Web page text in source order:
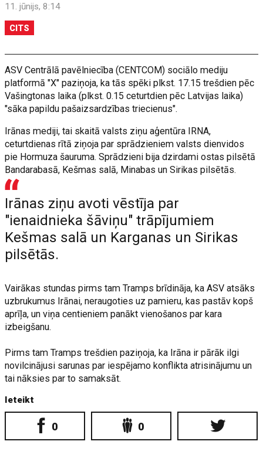
11. jūnijs, 8:14
CITS
ASV Centrālā pavēlniecība (CENTCOM) sociālo mediju
platformā "X" paziņoja, ka tās spēki plkst. 17.15 trešdien pēc
Vašingtonas laika (plkst. 0.15 ceturtdien pēc Latvijas laika)
"sāka papildu pašaizsardzības triecienus".
Irānas mediji, tai skaitā valsts ziņu aģentūra IRNA,
ceturtdienas rītā ziņoja par sprādzieniem valsts dienvidos
pie Hormuza šauruma. Sprādzieni bija dzirdami ostas pilsētā
Bandarabasā, Kešmas salā, Minabas un Sirikas pilsētās.
Irānas ziņu avoti vēstīja par
"ienaidnieka šāviņu" trāpījumiem
Kešmas salā un Karganas un Sirikas
pilsētās.
Vairākas stundas pirms tam Tramps brīdināja, ka ASV atsāks
uzbrukumus Irānai, neraugoties uz pamieru, kas pastāv kopš
aprīļa, un viņa centieniem panākt vienošanos par kara
izbeigšanu.
Pirms tam Tramps trešdien paziņoja, ka Irāna ir pārāk ilgi
novilcinājusi sarunas par iespējamo konflikta atrisinājumu un
tai nāksies par to samaksāt.
Ieteikt
0 0